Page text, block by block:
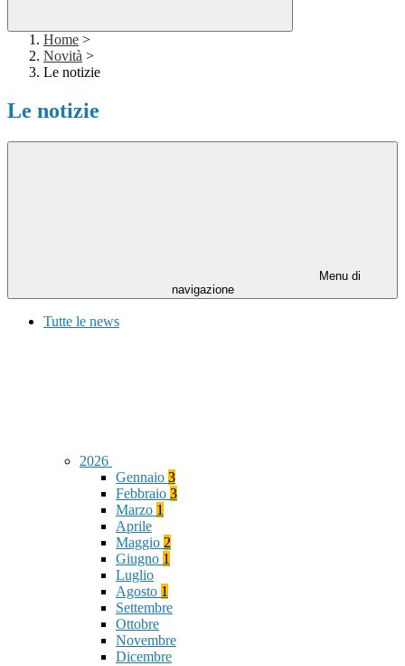
Home >
Novità >
Le notizie
Le notizie
Menu di
navigazione
Tutte le news
2026
Gennaio 3
Febbraio 3
Marzo 1
Aprile
Maggio 2
Giugno 1
Luglio
Agosto 1
Settembre
Ottobre
Novembre
Dicembre